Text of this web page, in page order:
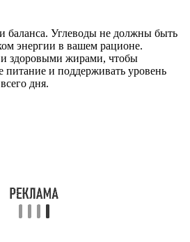
баланса. Углеводы не должны быть
энергии в вашем рационе.
и здоровыми жирами, чтобы
питание и поддерживать уровень
дня.